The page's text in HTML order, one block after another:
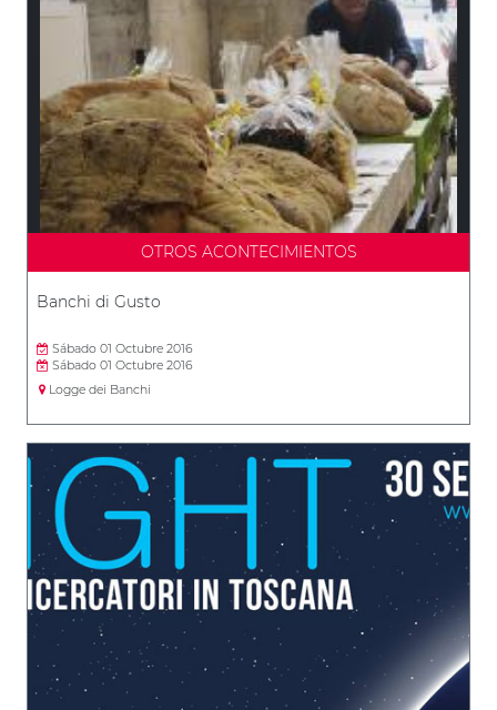
OTROS ACONTECIMIENTOS
Banchi di Gusto
Sábado 01 Octubre 2016
Sábado 01 Octubre 2016
Logge dei Banchi